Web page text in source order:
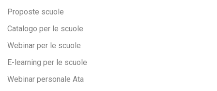
Proposte scuole
Catalogo per le scuole
Webinar per le scuole
E-learning per le scuole
Webinar personale Ata